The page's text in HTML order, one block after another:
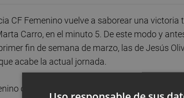
CF Femenino vuelve a saborear una
Carro, en el minuto 5. De este modo y
fin de semana de marzo, las de Jesús
acabe la actual jornada.
comenzaba el choque con viento a favor,